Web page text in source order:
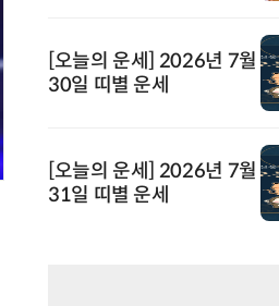
[오늘의 운세] 2026년 7월
30일 띠별 운세
[오늘의 운세] 2026년 7월
31일 띠별 운세